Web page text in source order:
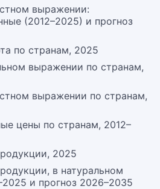
выражении:
(2012–2025) и прогноз
по странам, 2025
выражении по странам,
выражении по странам,
цены по странам, 2012–
2025
в натуральном
и прогноз 2026–2035